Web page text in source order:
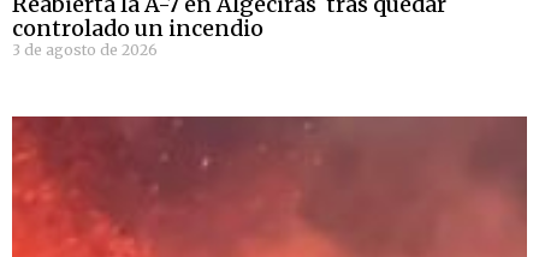
controlado un incendio
3 de agosto de 2026